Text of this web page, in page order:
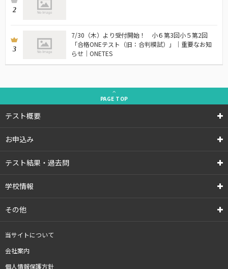
2
3
7/30（木）より受付開始！ 小６第3回小５第2回
「合格ONEテスト（旧：合判模試）」｜重要なお知
らせ｜ONETES
PAGE TOP
テスト概要
お申込み
テスト結果・過去問
学校情報
その他
当サイトについて
会社案内
個人情報保護方針